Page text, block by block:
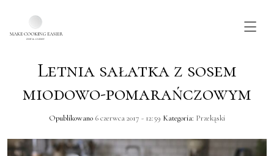
Skip to main content
Letnia sałatka z sosem
miodowo-pomarańczowym
Opublikowano 6 czerwca 2017 - 12:59 Kategoria: Przekąski